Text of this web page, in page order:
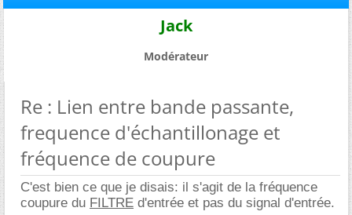
Jack
Modérateur
Re : Lien entre bande passante,
frequence d'échantillonage et
fréquence de coupure
C'est bien ce que je disais: il s'agit de la fréquence
coupure du FILTRE d'entrée et pas du signal d'entrée.